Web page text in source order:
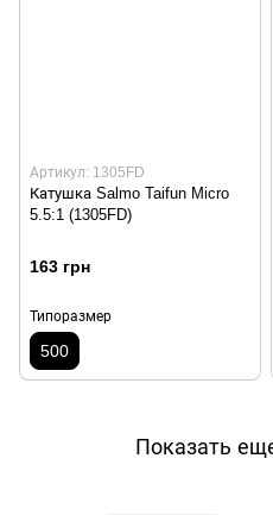
Артикул: 1305FD
Катушка Salmo Taifun Micro
5.5:1 (1305FD)
163 грн
Типоразмер
500
Показать